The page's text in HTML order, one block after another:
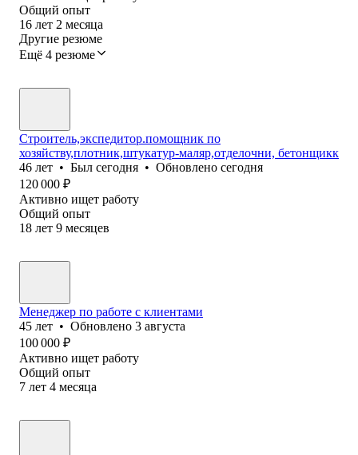
Общий опыт
16 лет 2 месяца
Другие резюме
Ещё 4 резюме
Строитель,экспедитор.помощник по
хозяйству,плотник,штукатур-маляр,отделочни, бетонщикк
46 лет • Был сегодня • Обновлено сегодня
120 000 ₽
Активно ищет работу
Общий опыт
18 лет 9 месяцев
Менеджер по работе с клиентами
45 лет • Обновлено 3 августа
100 000 ₽
Активно ищет работу
Общий опыт
7 лет 4 месяца